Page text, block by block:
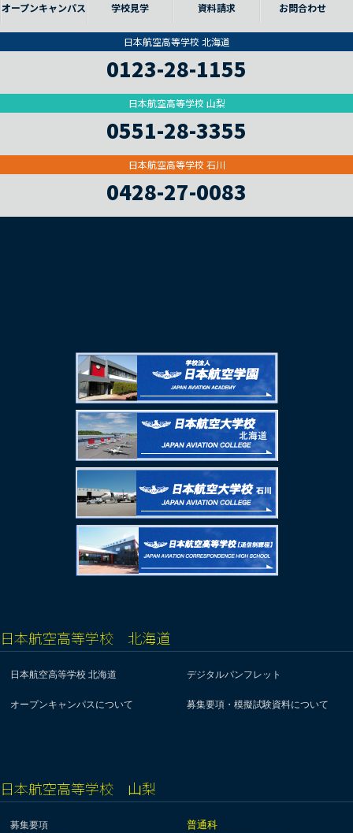
オープンキャンパス 学校見学 資料請求 お問合わせ
日本航空高等学校 北海道
0123-28-1155
日本航空高等学校 山梨
0551-28-3355
日本航空高等学校 石川
0428-27-0083
日本航空高等学校 北海道
日本航空高等学校 北海道 デジタルパンフレット
オープンキャンパスについて 募集要項・模擬試験資料について
日本航空高等学校 山梨
募集要項
普通科